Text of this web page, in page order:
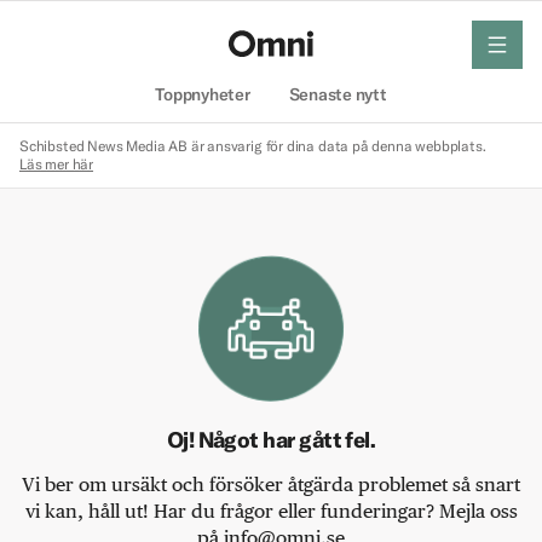
Toppnyheter Senaste nytt
meny
Schibsted News Media AB är ansvarig för dina data på denna webbplats.
Läs mer här
Oj! Något har gått fel.
Vi ber om ursäkt och försöker åtgärda problemet så snart
vi kan, håll ut! Har du frågor eller funderingar? Mejla oss